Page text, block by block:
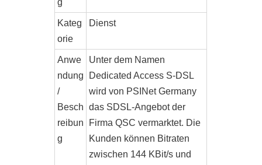
g
Kateg
orie
Dienst
Anwe
ndung
/
Besch
reibun
g
Unter dem Namen
Dedicated Access S-DSL
wird von PSINet Germany
das SDSL-Angebot der
Firma QSC vermarktet. Die
Kunden können Bitraten
zwischen 144 KBit/s und